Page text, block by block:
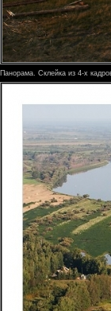
Панорама. Склейка из 4-х